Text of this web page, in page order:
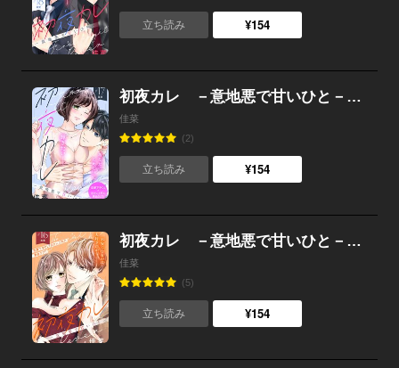
立ち読み ¥154
初夜カレ －意地悪で甘いひと－ 分冊版 （17）
佳菜
(2)
立ち読み ¥154
初夜カレ －意地悪で甘いひと－ 分冊版 （16）
佳菜
(5)
立ち読み ¥154